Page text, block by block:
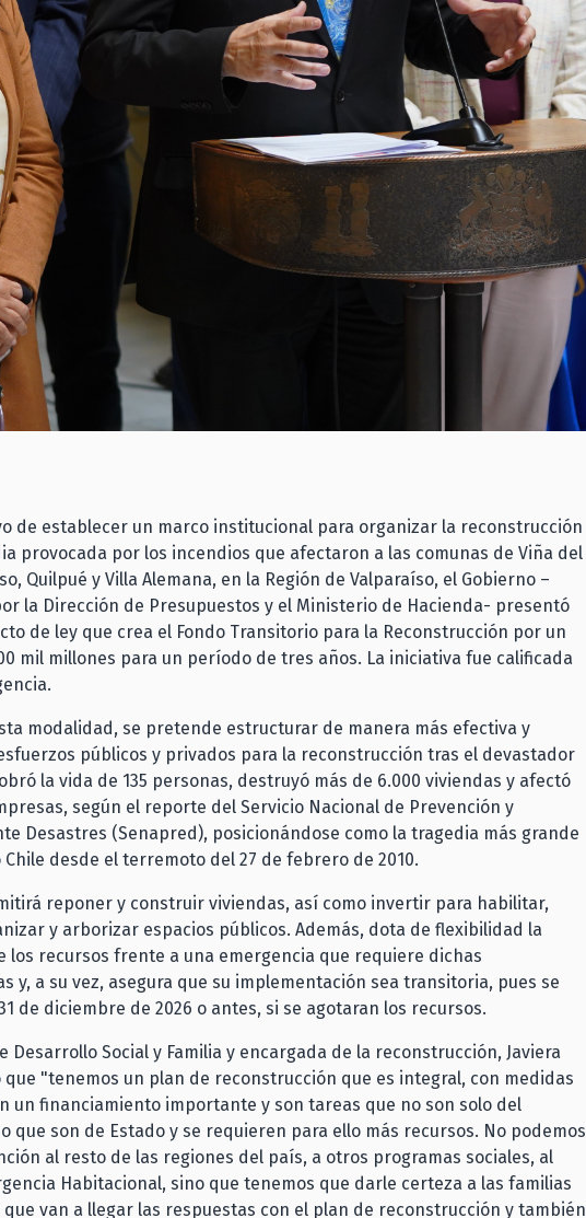
de establecer un marco institucional para organizar la reconstrucción
provocada por los incendios que afectaron a las comunas de Viña del
Quilpué y Villa Alemana, en la Región de Valparaíso, el Gobierno –
la Dirección de Presupuestos y el Ministerio de Hacienda- presentó
de ley que crea el Fondo Transitorio para la Reconstrucción por un
mil millones para un período de tres años. La iniciativa fue calificada
modalidad, se pretende estructurar de manera más efectiva y
públicos y privados para la reconstrucción tras el devastador
la vida de 135 personas, destruyó más de 6.000 viviendas y afectó
según el reporte del Servicio Nacional de Prevención y
Desastres (Senapred), posicionándose como la tragedia más grande
Chile desde el terremoto del 27 de febrero de 2010.
reponer y construir viviendas, así como invertir para habilitar,
y arborizar espacios públicos. Además, dota de flexibilidad la
los recursos frente a una emergencia que requiere dichas
y, a su vez, asegura que su implementación sea transitoria, pues se
de diciembre de 2026 o antes, si se agotaran los recursos.
Desarrollo Social y Familia y encargada de la reconstrucción, Javiera
que "tenemos un plan de reconstrucción que es integral, con medidas
un financiamiento importante y son tareas que no son solo del
que son de Estado y se requieren para ello más recursos. No podemos
al resto de las regiones del país, a otros programas sociales, al
Habitacional, sino que tenemos que darle certeza a las familias
van a llegar las respuestas con el plan de reconstrucción y también